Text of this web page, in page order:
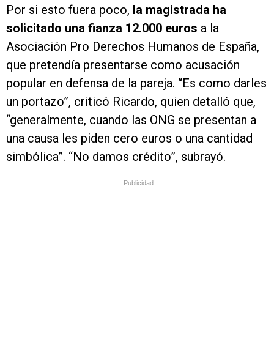
Por si esto fuera poco, la magistrada ha
solicitado una fianza 12.000 euros a la
Asociación Pro Derechos Humanos de España,
que pretendía presentarse como acusación
popular en defensa de la pareja. “Es como darles
un portazo”, criticó Ricardo, quien detalló que,
“generalmente, cuando las ONG se presentan a
una causa les piden cero euros o una cantidad
simbólica”. “No damos crédito”, subrayó.
Publicidad